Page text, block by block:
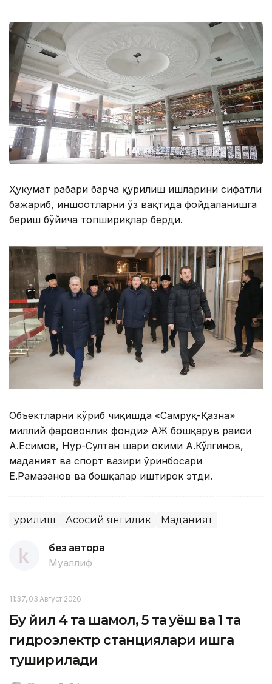
Ҳукумат раҳбари барча қурилиш ишларини сифатли
бажариб, иншоотларни ўз вақтида фойдаланишга
бериш бўйича топшириқлар берди.
Объектларни кўриб чиқишда «Самруқ-Қазна»
миллий фаровонлик фонди» АЖ бошқарув раиси
А.Есимов, Нур-Султан шаҳри ҳокими А.Кўлгинов,
маданият ва спорт вазири ўринбосари
Е.Рамазанов ва бошқалар иштирок этди.
Қурилиш Асосий янгилик Маданият
без автора
Муаллиф
11:37, 03 Август 2026
Бу йил 4 та шамол, 5 та қуёш ва 1 та
гидроэлектр станциялари ишга
туширилади